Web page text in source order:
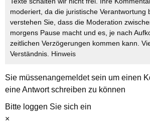
moderiert, da die juristische Verantwortung
verstehen Sie, dass die Moderation
morgens Pause macht und es, je nach
zeitlichen Verzögerungen kommen kann.
Verständnis. Hinweis
Sie müssenangemeldetsein um einen
eine Antwort schreiben zu können
Bitte loggen Sie sich ein
×